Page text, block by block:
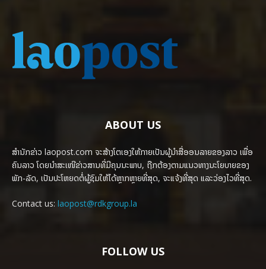
ABOUT US
ສຳນັກຂ່າວ laopost.com ຈະສ້າງໂຕເອງໃຫ້ກາຍເປັນຜູ້ນຳສື່ອອນລາຍຂອງລາວ ເພື່ອ
ຄົນລາວ ໂດຍນຳສະເໜີຂ່າວສານທີ່ມີຄຸນນະພາບ, ຖືກຕ້ອງຕາມແນວທາງນະໂຍບາຍຂອງ
ພັກ-ລັດ, ເປັນປະໂຫຍດຕໍ່ຜູ້ຊົມໃຫ້ໄດ້ຫຼາກຫຼາຍທີ່ສຸດ, ຈະແຈ້ງທີ່ສຸດ ແລະວ່ອງໄວທີ່ສຸດ.
Contact us: laopost@rdkgroup.la
FOLLOW US